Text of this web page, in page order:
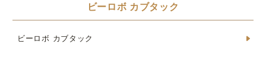
ビーロボ カブタック
ビーロボ カブタック